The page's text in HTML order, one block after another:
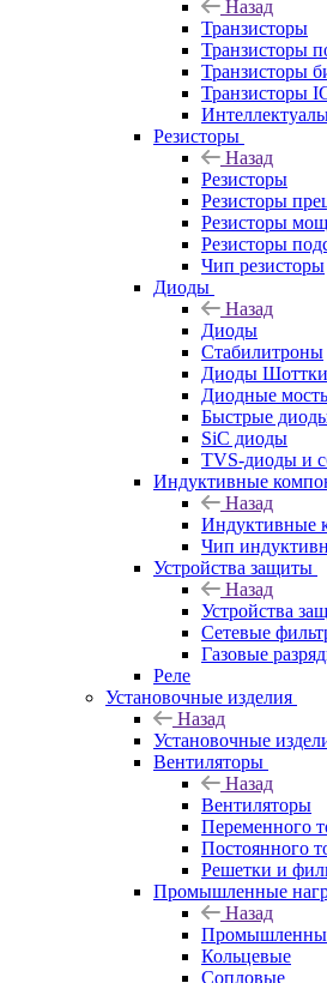
Назад
Транзисторы
Транзисторы
Транзисторы
Транзисторы
Резисторы
Назад
Резисторы
Резисторы
Резисторы
Резисторы
Чип резисторы
Диоды
Назад
Диоды
Стабилитроны
Диоды Шоттки
Диодные
Быстрые
SiC диоды
TVS-диоды и
Индуктивные
Назад
Индуктивные
Чип
Устройства защиты
Назад
Устройства
Сетевые
Газовые
Реле
Установочные изделия
Назад
Установочные
Вентиляторы
Назад
Вентиляторы
Переменного
Постоянного
Решетки и
Промышленные
Назад
Кольцевые
Сопловые